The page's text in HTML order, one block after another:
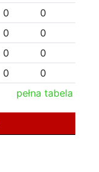
0
0
0
0
0
0
0
0
pełna tabela